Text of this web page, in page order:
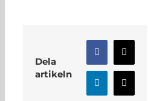
Dela
artikeln
Facebook
X
LinkedInE-
post